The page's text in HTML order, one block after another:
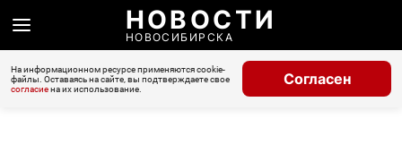
НОВОСТИ
НОВОСИБИРСКА
На информационном ресурсе применяются cookie-
файлы. Оставаясь на сайте, вы подтверждаете свое
согласиена их использование.
Согласен